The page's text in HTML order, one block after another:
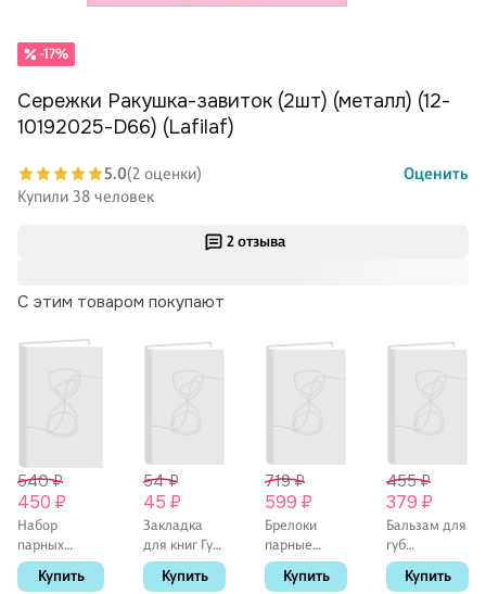
2 отзыва
С этим товаром покупают
540 ₽
450 ₽
Набор
парных
браслетов с
подвеской
Купить
54 ₽
45 ₽
Закладка
для книг Гусь
-обнимусь,
пластик, Be
Купить
719 ₽
599 ₽
Брелоки
парные
Зверюшки
привидения
Купить
455 ₽
379 ₽
Бальзам для
губ
Шоколадный
капучино
Купить
-17%
Сережки Ракушка-завиток (2шт) (металл) (12-
10192025-D66) (Lafilaf)
5.0(2 оценки)
Оценить
Купили 38 человек